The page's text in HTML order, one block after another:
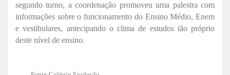
segundo turno, a coordenação promoveu uma palestra com
informações sobre o funcionamento do Ensino Médio, Enem
e vestibulares, antecipando o clima de estudos tão próprio
deste nível de ensino.